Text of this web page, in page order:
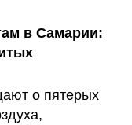
в Самарии:
о пятерых